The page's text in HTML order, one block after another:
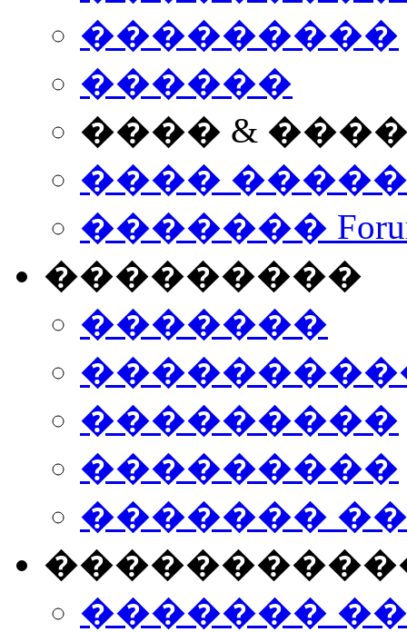
���������
������
���� &
����
�������
���������
�������
���������
���������
�������
�������